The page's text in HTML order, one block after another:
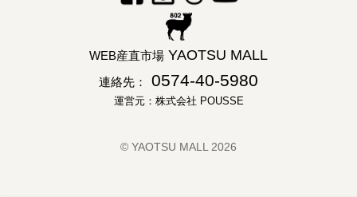
WEB産直市場 YAOTSU MALL
連絡先： 0574-40-5980
運営元：株式会社 POUSSE
© YAOTSU MALL 2026